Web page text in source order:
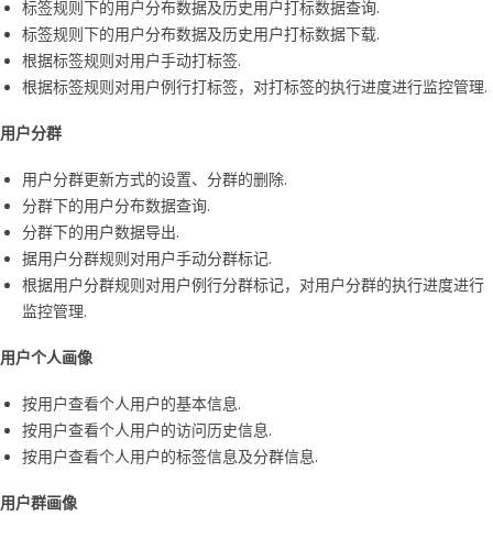
标签规则下的用户分布数据及历史用户打标数据查询.
标签规则下的用户分布数据及历史用户打标数据下载.
根据标签规则对用户手动打标签.
根据标签规则对用户例行打标签，对打标签的执行进度进行监控管理.
用户分群
用户分群更新方式的设置、分群的删除.
分群下的用户分布数据查询.
分群下的用户数据导出.
据用户分群规则对用户手动分群标记.
根据用户分群规则对用户例行分群标记，对用户分群的执行进度进行
监控管理.
用户个人画像
按用户查看个人用户的基本信息.
按用户查看个人用户的访问历史信息.
按用户查看个人用户的标签信息及分群信息.
用户群画像